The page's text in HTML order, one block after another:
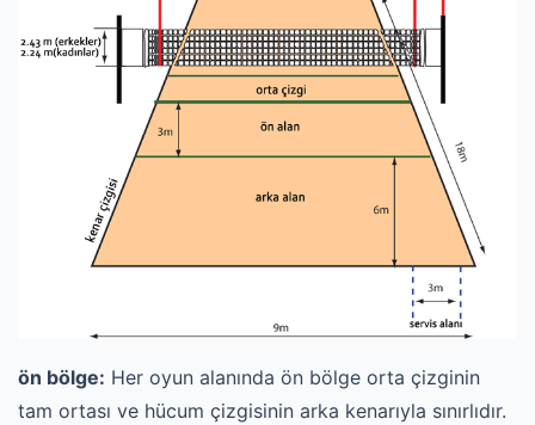
ön bölge: Her oyun alanında ön bölge orta çizginin
tam ortası ve hücum çizgisinin arka kenarıyla sınırlıdır.